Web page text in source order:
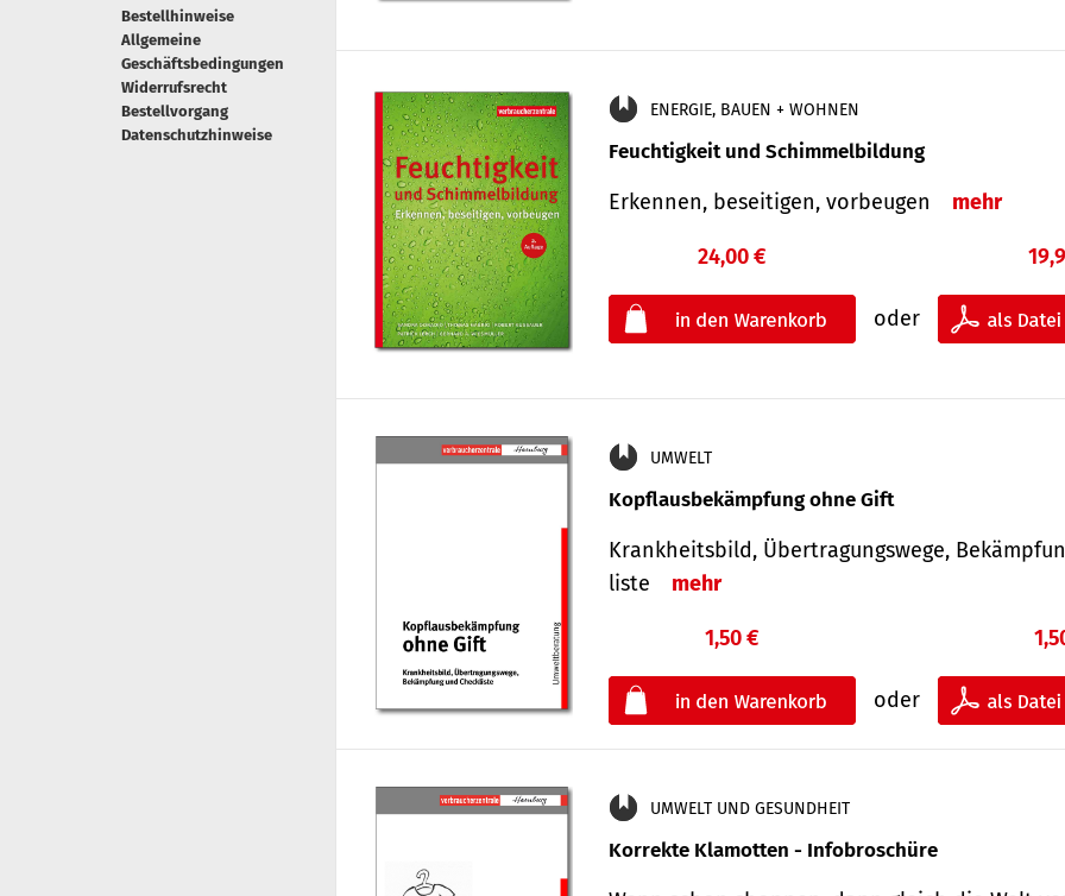
Bestellhinweise
Allgemeine
Geschäftsbedingungen
Widerrufsrecht
Bestellvorgang
Datenschutzhinweise
ENERGIE, BAUEN + WOHNEN
Feuchtigkeit und Schimmelbildung
Erkennen, beseitigen, vorbeugen mehr
24,00 €
oder
UMWELT
Kopflausbekämpfung ohne Gift
Krankheits­bild, Übertra­gungs­wege,
liste
mehr
1,50 €
oder
UMWELT UND GESUNDHEIT
Korrekte Klamotten - Infobroschüre